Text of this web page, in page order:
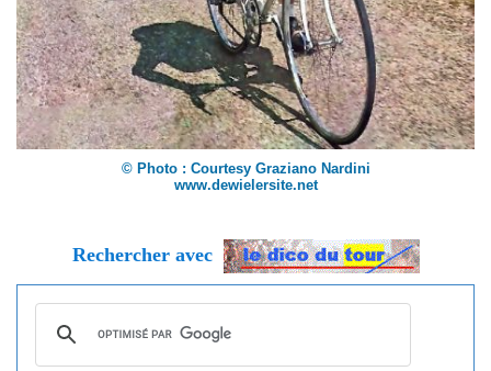
© Photo : Courtesy Graziano Nardini
www.dewielersite.net
Rechercher avec